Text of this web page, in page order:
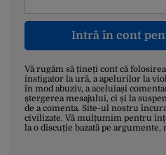
Intră în cont
Vă rugăm să țineți cont că
instigator la ură, a apelurilor la
în mod abuziv, a aceluiași
ștergerea mesajului, ci și la
de a comenta. Site-ul nostru
civilizate. Vă mulțumim pentru
la o discuție bazată pe argumente,